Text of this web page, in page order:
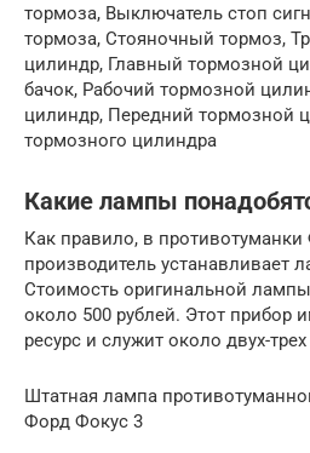
тормоза, Выключатель стоп
тормоза, Стояночный тормоз,
цилиндр, Главный тормозной
бачок, Рабочий тормозной
цилиндр, Передний тормозной
тормозного цилиндра
Какие лампы
Как правило, в
производитель устанавливает
Стоимость оригинальной
около 500 рублей. Этот прибор
ресурс и служит около двух-трех
Штатная лампа
Форд Фокус 3